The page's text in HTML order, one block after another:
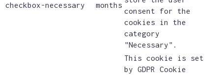
checkbox-necessary
months
consent for the
cookies in the
category
"Necessary".
This cookie is set
by GDPR Cookie